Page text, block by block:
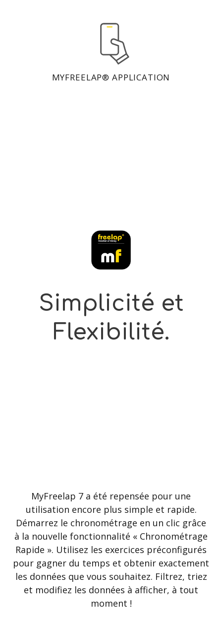
MYFREELAP® APPLICATION
Simplicité et
Flexibilité.
MyFreelap 7 a été repensée pour une
utilisation encore plus simple et rapide.
Démarrez le chronométrage en un clic grâce
à la nouvelle fonctionnalité « Chronométrage
Rapide ». Utilisez les exercices préconfigurés
pour gagner du temps et obtenir exactement
les données que vous souhaitez. Filtrez, triez
et modifiez les données à afficher, à tout
moment !